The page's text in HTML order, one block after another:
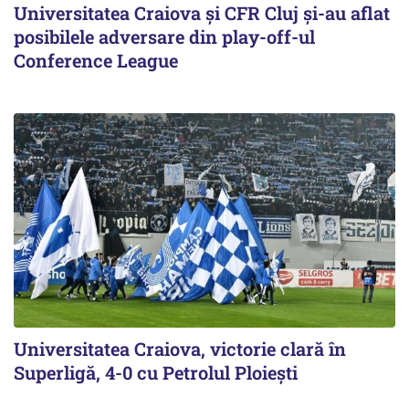
Universitatea Craiova și CFR Cluj și-au aflat
posibilele adversare din play-off-ul
Conference League
Universitatea Craiova, victorie clară în
Superligă, 4-0 cu Petrolul Ploieşti